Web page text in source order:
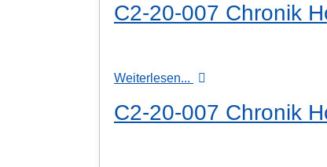
C2-20-007 Chronik
Weiterlesen...
C2-20-007 Chronik